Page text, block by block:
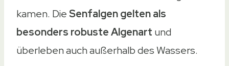
kamen. DieSenfalgen gelten als
besonders robuste Algenart und
überleben auch außerhalb des Wassers.